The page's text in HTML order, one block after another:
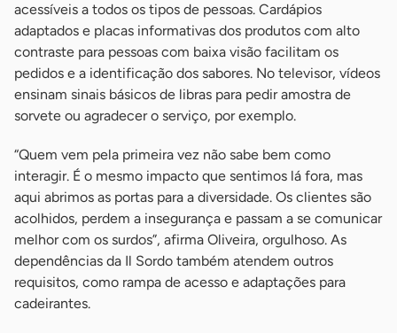
acessíveis a todos os tipos de pessoas. Cardápios
adaptados e placas informativas dos produtos com alto
contraste para pessoas com baixa visão facilitam os
pedidos e a identificação dos sabores. No televisor, vídeos
ensinam sinais básicos de libras para pedir amostra de
sorvete ou agradecer o serviço, por exemplo.
“Quem vem pela primeira vez não sabe bem como
interagir. É o mesmo impacto que sentimos lá fora, mas
aqui abrimos as portas para a diversidade. Os clientes são
acolhidos, perdem a insegurança e passam a se comunicar
melhor com os surdos”, afirma Oliveira, orgulhoso. As
dependências da Il Sordo também atendem outros
requisitos, como rampa de acesso e adaptações para
cadeirantes.